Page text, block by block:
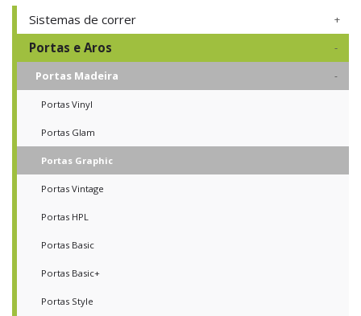
Sistemas de correr
Portas e Aros
Portas Madeira
Portas Vinyl
Portas Glam
Portas Graphic
Portas Vintage
Portas HPL
Portas Basic
Portas Basic+
Portas Style